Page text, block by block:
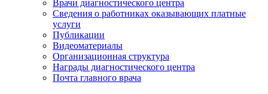
Врачи диагностического центра
Сведения о работниках оказывающих платные
услуги
Публикации
Видеоматериалы
Организационная структура
Награды диагностического центра
Почта главного врача